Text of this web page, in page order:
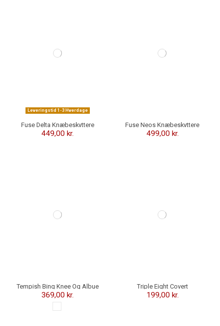
Leveringstid 1-3 Hverdage
Fuse Delta Knæbeskyttere
449,00 kr.
Fuse Neos Knæbeskyttere
499,00 kr.
Tempish Bing Knee Og Albue
Sleeves Beskyttelsessæt
369,00 kr.
Triple Eight Covert
Knæbeskyttere - Moxi
199,00 kr.